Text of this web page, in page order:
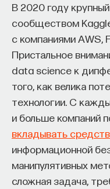
В 2020 году крупный
сообществом
с компаниями AWS,
Пристальное
data science к
того, как велика
технологии. С
и больше компаний
вкладывать
информационной
манипулятивных
сложная задача,